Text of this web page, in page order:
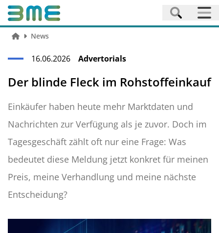
News
16.06.2026 Advertorials
Der blinde Fleck im Rohstoffeinkauf
Einkäufer haben heute mehr Marktdaten und
Nachrichten zur Verfügung als je zuvor. Doch im
Tagesgeschäft zählt oft nur eine Frage: Was
bedeutet diese Meldung jetzt konkret für meinen
Preis, meine Verhandlung und meine nächste
Entscheidung?